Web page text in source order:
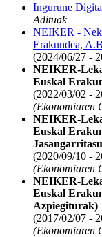
Ingurune
Adituak
NEIKER -
Erakundea,
(2024/06/27 -
NEIKER-
Euskal
(2022/03/02 -
(Ekonomiaren
NEIKER-
Euskal
(2020/09/10 -
(Ekonomiaren
NEIKER-
Euskal
Azpiegiturak)
(2017/02/07 -
(Ekonomiaren